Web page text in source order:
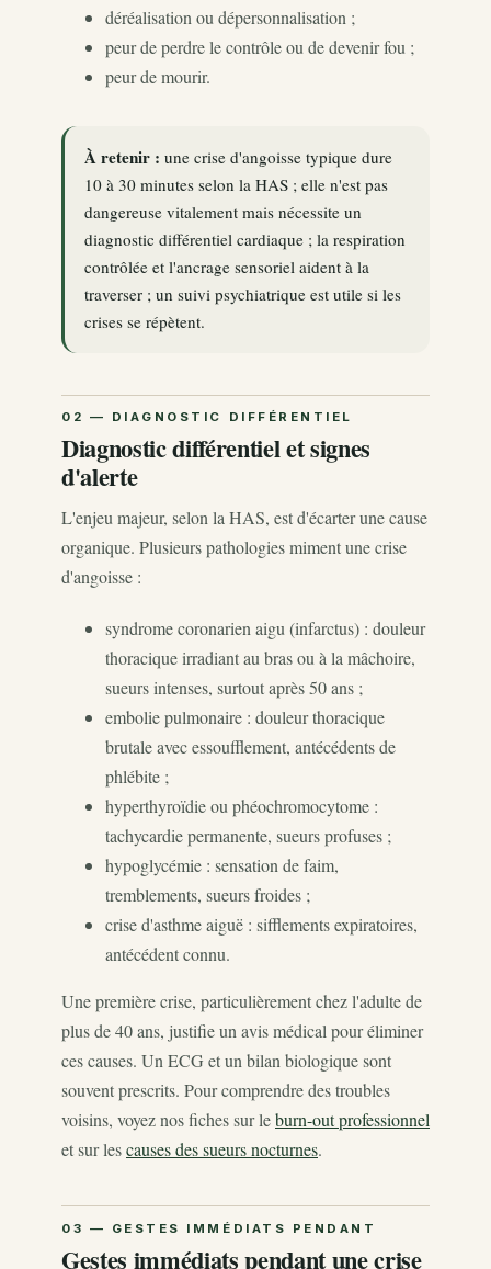
déréalisation ou dépersonnalisation ;
peur de perdre le contrôle ou de devenir fou ;
peur de mourir.
À retenir : une crise d'angoisse typique dure
10 à 30 minutes selon la HAS ; elle n'est pas
dangereuse vitalement mais nécessite un
diagnostic différentiel cardiaque ; la respiration
contrôlée et l'ancrage sensoriel aident à la
traverser ; un suivi psychiatrique est utile si les
crises se répètent.
Diagnostic différentiel et signes
d'alerte
L'enjeu majeur, selon la HAS, est d'écarter une cause
organique. Plusieurs pathologies miment une crise
d'angoisse :
syndrome coronarien aigu (infarctus) : douleur
thoracique irradiant au bras ou à la mâchoire,
sueurs intenses, surtout après 50 ans ;
embolie pulmonaire : douleur thoracique
brutale avec essoufflement, antécédents de
phlébite ;
hyperthyroïdie ou phéochromocytome :
tachycardie permanente, sueurs profuses ;
hypoglycémie : sensation de faim,
tremblements, sueurs froides ;
crise d'asthme aiguë : sifflements expiratoires,
antécédent connu.
Une première crise, particulièrement chez l'adulte de
plus de 40 ans, justifie un avis médical pour éliminer
ces causes. Un ECG et un bilan biologique sont
souvent prescrits. Pour comprendre des troubles
voisins, voyez nos fiches sur leburn-out professionnel
et sur lescauses des sueurs nocturnes.
Gestes immédiats pendant une crise